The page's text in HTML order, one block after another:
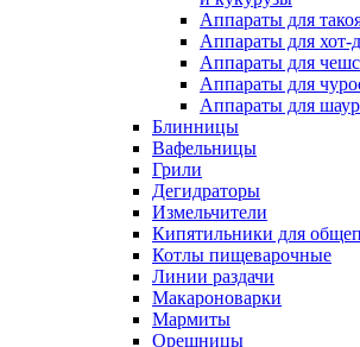
Аппараты для
Аппараты для хот-
Аппараты для
Аппараты для
Аппараты для
Блинницы
Вафельницы
Грили
Дегидраторы
Измельчители
Кипятильники для
Котлы пищеварочные
Линии раздачи
Макароноварки
Мармиты
Орешницы